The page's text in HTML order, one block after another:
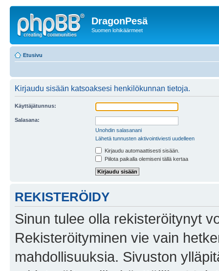
DragonPesä
Suomen lohikäärmeet
Etusivu
Kirjaudu sisään katsoaksesi henkilökunnan tietoja.
Käyttäjätunnus:
Salasana:
Unohdin salasanani
Lähetä tunnusten aktivointiviesti uudelleen
Kirjaudu automaattisesti sisään.
Piilota paikalla olemiseni tällä kertaa
REKISTERÖIDY
Sinun tulee olla rekisteröitynyt
Rekisteröityminen vie vain
mahdollisuuksia. Sivuston